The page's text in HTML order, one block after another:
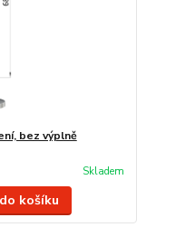
bez výplně
Skladem
košíku